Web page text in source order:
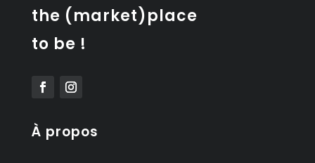
the (market)place
to be !
À propos